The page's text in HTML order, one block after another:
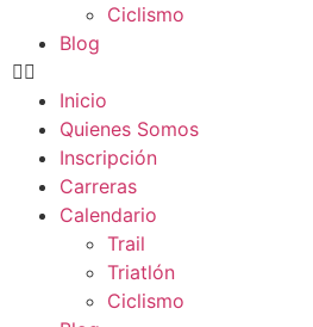
Ciclismo
Blog
Inicio
Quienes Somos
Inscripción
Carreras
Calendario
Trail
Triatlón
Ciclismo